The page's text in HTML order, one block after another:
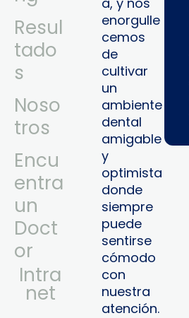
Resul
tado
s
Noso
tros
Encu
entra
un
Doct
or
Intra
Net
enorgulle
cemos
de
cultivar
un
ambiente
dental
amigable
y
optimista
donde
siempre
puede
sentirse
cómodo
con
nuestra
atención.